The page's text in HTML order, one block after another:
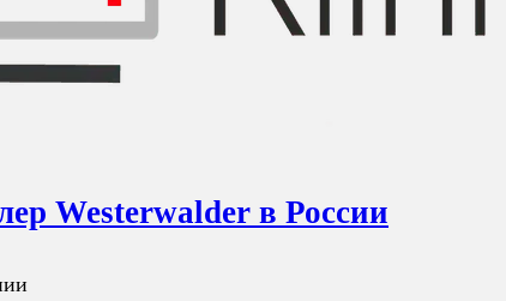
Westerwalder в России